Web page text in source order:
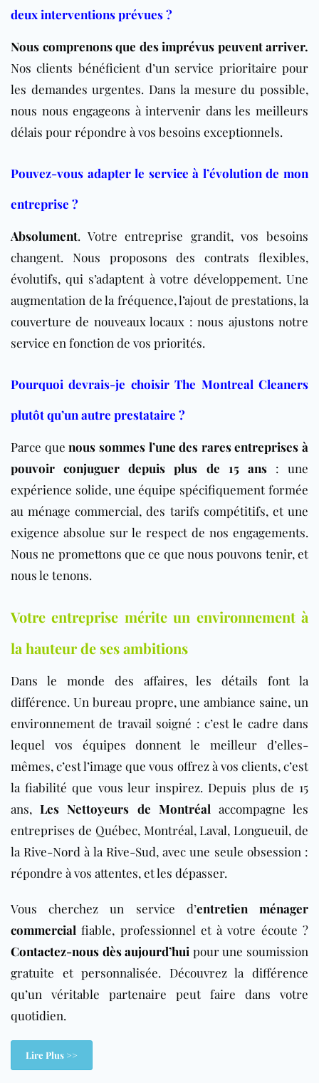
deux interventions prévues ?
Nous comprenons que des imprévus peuvent arriver.
Nos clients bénéficient d’un service prioritaire pour
les demandes urgentes. Dans la mesure du possible,
nous nous engageons à intervenir dans les meilleurs
délais pour répondre à vos besoins exceptionnels.
Pouvez-vous adapter le service à l’évolution de mon
entreprise ?
Absolument. Votre entreprise grandit, vos besoins
changent. Nous proposons des contrats flexibles,
évolutifs, qui s’adaptent à votre développement. Une
augmentation de la fréquence, l’ajout de prestations, la
couverture de nouveaux locaux : nous ajustons notre
service en fonction de vos priorités.
Pourquoi devrais-je choisir The Montreal Cleaners
plutôt qu’un autre prestataire ?
Parce quenous sommes l’une des rares entreprises à
pouvoir conjuguer depuis plus de 15 ans: une
expérience solide, une équipe spécifiquement formée
au ménage commercial, des tarifs compétitifs, et une
exigence absolue sur le respect de nos engagements.
Nous ne promettons que ce que nous pouvons tenir, et
nous le tenons.
Votre entreprise mérite un environnement à
la hauteur de ses ambitions
Dans le monde des affaires, les détails font la
différence. Un bureau propre, une ambiance saine, un
environnement de travail soigné : c’est le cadre dans
lequel vos équipes donnent le meilleur d’elles-
mêmes, c’est l’image que vous offrez à vos clients, c’est
la fiabilité que vous leur inspirez. Depuis plus de 15
ans,Les Nettoyeurs de Montréal accompagne les
entreprises de Québec, Montréal, Laval, Longueuil, de
la Rive-Nord à la Rive-Sud, avec une seule obsession :
répondre à vos attentes, et les dépasser.
Vous cherchez un service d’entretien ménager
commercial fiable, professionnel et à votre écoute ?
Contactez-nous dès aujourd’hui pour une soumission
gratuite et personnalisée. Découvrez la différence
qu’un véritable partenaire peut faire dans votre
quotidien.
Lire Plus >>